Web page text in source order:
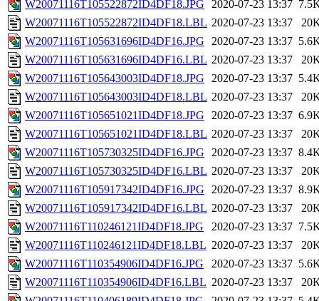
W20071116T105522872ID4DF18.JPG 2020-07-23 13:37
W20071116T105522872ID4DF18.LBL 2020-07-23 13:37
W20071116T105631696ID4DF16.JPG
2020-07-23 13:37
W20071116T105631696ID4DF16.LBL 2020-07-23 13:37
W20071116T105643003ID4DF18.JPG
2020-07-23 13:37
W20071116T105643003ID4DF18.LBL 2020-07-23 13:37
W20071116T105651021ID4DF18.JPG
2020-07-23 13:37
W20071116T105651021ID4DF18.LBL 2020-07-23 13:37
W20071116T105730325ID4DF16.JPG
2020-07-23 13:37
W20071116T105730325ID4DF16.LBL 2020-07-23 13:37
W20071116T105917342ID4DF16.JPG
2020-07-23 13:37
W20071116T105917342ID4DF16.LBL 2020-07-23 13:37
W20071116T110246121ID4DF18.JPG
2020-07-23 13:37
W20071116T110246121ID4DF18.LBL 2020-07-23 13:37
W20071116T110354906ID4DF16.JPG
2020-07-23 13:37
W20071116T110354906ID4DF16.LBL 2020-07-23 13:37